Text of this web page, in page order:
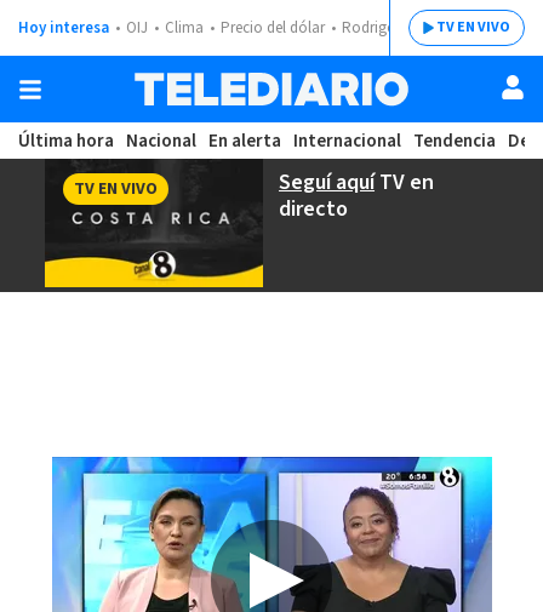
Hoy interesa OIJ Clima Precio del dólar Rodrigo ChavesTV EN VIVO
Última hora Nacional En alerta Internacional Tendencia
Seguí aquíTV en
directo
TV EN VIVO